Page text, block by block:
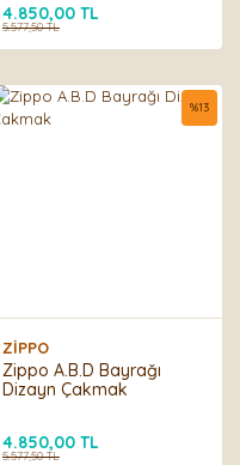
4.850,00 TL
5.577,50 TL
ZİPPO
Zippo A.B.D Bayrağı
Dizayn Çakmak
%13
4.850,00 TL
5.577,50 TL